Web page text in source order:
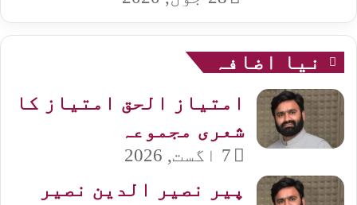
نیا اضافہ
امتیاز الحق امتیاز کا
شعری مجموعہ
7 اگست, 2026
پیر نصیر الدین نصیر